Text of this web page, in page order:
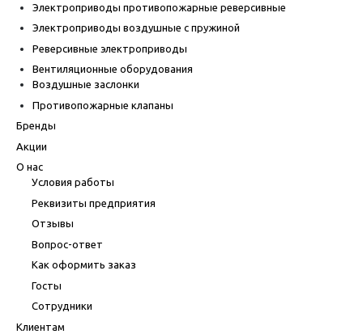
Электроприводы противопожарные реверсивные
Электроприводы воздушные с пружиной
Реверсивные электроприводы
Вентиляционные оборудования
Воздушные заслонки
Противопожарные клапаны
Бренды
Акции
О нас
Условия работы
Реквизиты предприятия
Отзывы
Вопрос-ответ
Как оформить заказ
Госты
Сотрудники
Клиентам